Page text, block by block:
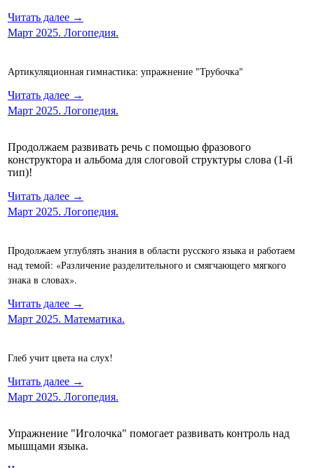
Читать далее →
Март 2025. Логопедия.
Артикуляционная гимнастика: упражнение "Трубочка"
Читать далее →
Март 2025. Логопедия.
Продолжаем развивать речь с помощью фразового
конструктора и альбома для слоговой структуры слова (1-й
тип)!
Читать далее →
Март 2025. Логопедия.
Продолжаем углублять знания в области русского языка и работаем
над темой: «Различение разделительного и смягчающего мягкого
знака в словах».
Читать далее →
Март 2025. Математика.
Глеб учит цвета на слух!
Читать далее →
Март 2025. Логопедия.
Упражнение "Иголочка" помогает развивать контроль над
мышцами языка.